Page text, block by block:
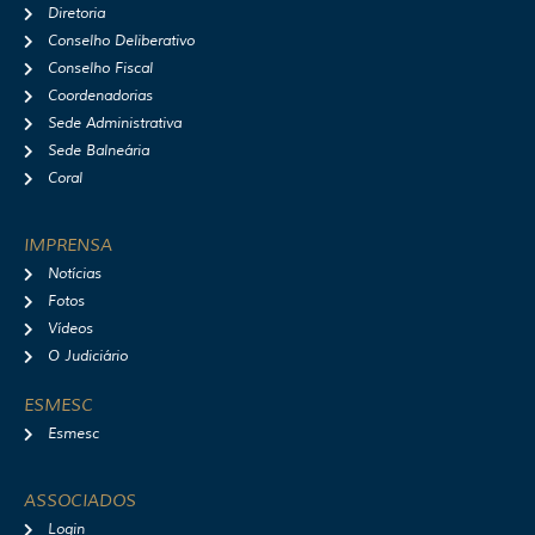
Diretoria
Conselho Deliberativo
Conselho Fiscal
Coordenadorias
Sede Administrativa
Sede Balneária
Coral
IMPRENSA
Notícias
Fotos
Vídeos
O Judiciário
ESMESC
Esmesc
ASSOCIADOS
Login